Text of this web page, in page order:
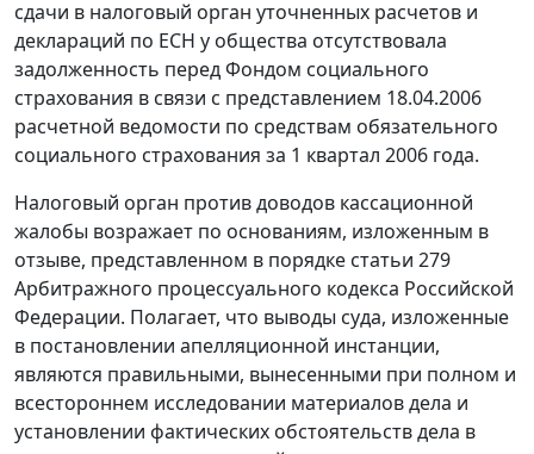
сдачи в налоговый орган уточненных расчетов и
деклараций по ЕСН у общества отсутствовала
задолженность перед Фондом социального
страхования в связи с представлением 18.04.2006
расчетной ведомости по средствам обязательного
социального страхования за 1 квартал 2006 года.
Налоговый орган против доводов кассационной
жалобы возражает по основаниям, изложенным в
отзыве, представленном в порядке статьи 279
Арбитражного процессуального кодекса Российской
Федерации. Полагает, что выводы суда, изложенные
в постановлении апелляционной инстанции,
являются правильными, вынесенными при полном и
всестороннем исследовании материалов дела и
установлении фактических обстоятельств дела в